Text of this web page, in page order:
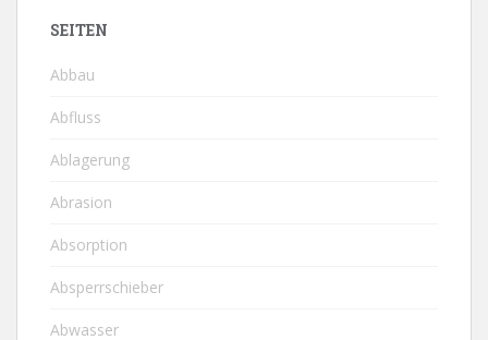
SEITEN
Abbau
Abfluss
Ablagerung
Abrasion
Absorption
Absperrschieber
Abwasser